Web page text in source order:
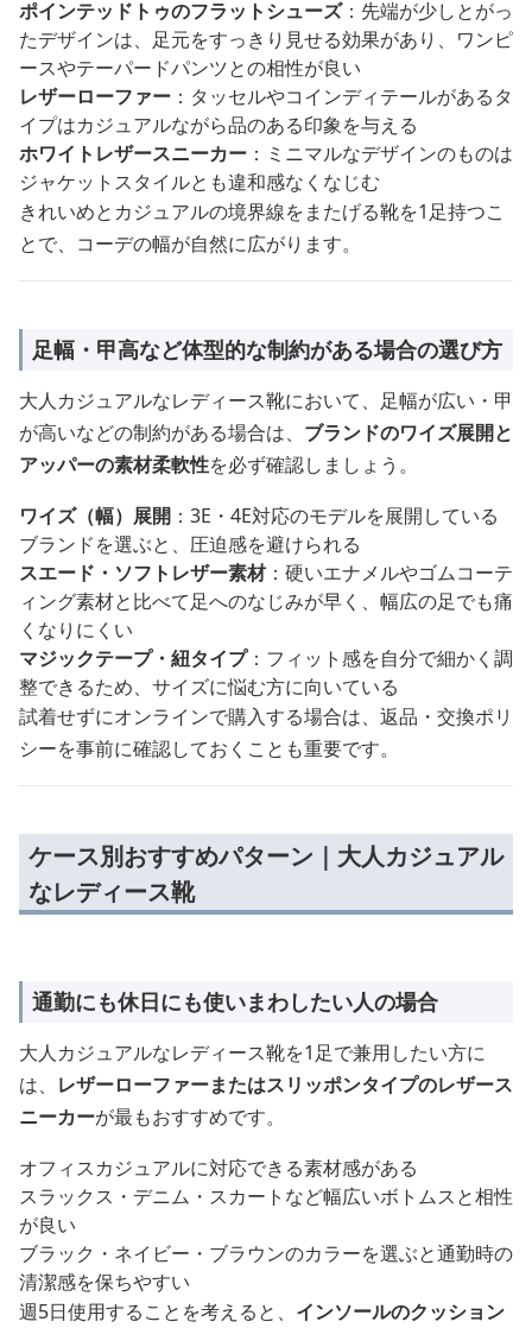
ポインテッドトゥのフラットシューズ：先端が少しとがっ
たデザインは、足元をすっきり見せる効果があり、ワンピ
ースやテーパードパンツとの相性が良い
レザーローファー ：タッセルやコインディテールがあるタ
イプはカジュアルながら品のある印象を与える
ホワイトレザースニーカー ：ミニマルなデザインのものは
ジャケットスタイルとも違和感なくなじむ
きれいめとカジュアルの境界線をまたげる靴を1足持つこ
とで、コーデの幅が自然に広がります。
足幅・甲高など体型的な制約がある場合の選び方
大人カジュアルなレディース靴において、足幅が広い・甲
が高いなどの制約がある場合は、 ブランドのワイズ展開と
アッパーの素材柔軟性を必ず確認しましょう。
ワイズ（幅）展開 ：3E・4E対応のモデルを展開している
ブランドを選ぶと、圧迫感を避けられる
スエード・ソフトレザー素材：硬いエナメルやゴムコーテ
ィング素材と比べて足へのなじみが早く、幅広の足でも痛
くなりにくい
マジックテープ・紐タイプ：フィット感を自分で細かく調
整できるため、サイズに悩む方に向いている
試着せずにオンラインで購入する場合は、返品・交換ポリ
シーを事前に確認しておくことも重要です。
ケース別おすすめパターン｜大人カジュアル
なレディース靴
通勤にも休日にも使いまわしたい人の場合
大人カジュアルなレディース靴を1足で兼用したい方に
は、 レザーローファーまたはスリッポンタイプのレザース
ニーカーが最もおすすめです。
オフィスカジュアルに対応できる素材感がある
スラックス・デニム・スカートなど幅広いボトムスと相性
が良い
ブラック・ネイビー・ブラウンのカラーを選ぶと通勤時の
清潔感を保ちやすい
週5日使用することを考えると、 インソールのクッション